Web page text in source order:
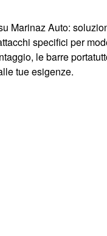
Marinaz Auto:
specifici per
le barre
tue esigenze.